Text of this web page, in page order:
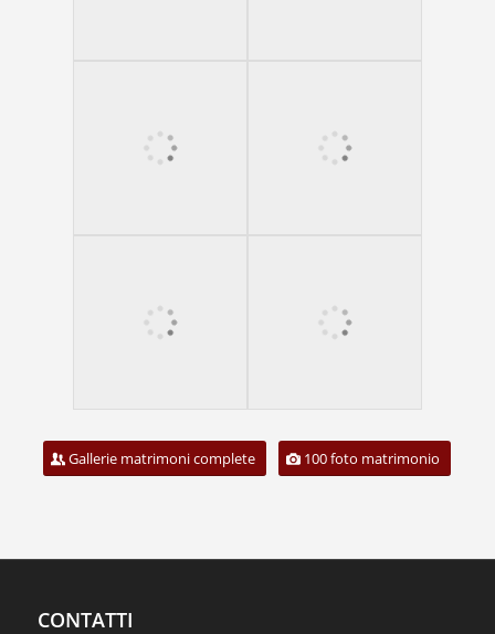
Gallerie matrimoni complete 100 foto matrimonio
CONTATTI